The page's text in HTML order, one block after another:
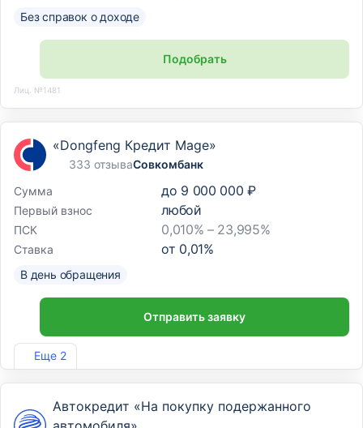
Без справок о доходе
Подобрать
Лиц. №1481
Еще 2
«Dongfeng Кредит Mage»
333 отзываСовкомбанк
Сумма
до 9 000 000 ₽
Первый взнос любой
ПСК 0,010% – 23,995%
Ставка от 0,01%
В день обращения
Отправить заявку
Лиц. №963
Автокредит «На покупку подержанного